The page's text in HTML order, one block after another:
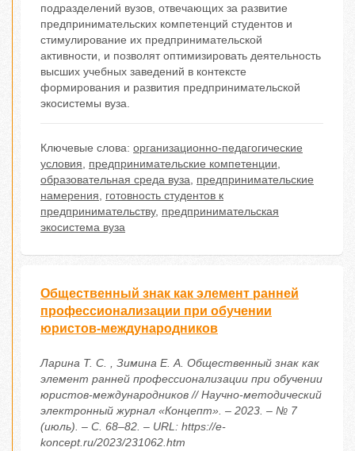
подразделений вузов, отвечающих за развитие
предпринимательских компетенций студентов и
стимулирование их предпринимательской
активности, и позволят оптимизировать деятельность
высших учебных заведений в контексте
формирования и развития предпринимательской
экосистемы вуза.
Ключевые слова: организационно-педагогические
условия, предпринимательские компетенции,
образовательная среда вуза, предпринимательские
намерения, готовность студентов к
предпринимательству, предпринимательская
экосистема вуза
Общественный знак как элемент ранней
профессионализации при обучении
юристов-международников
Ларина Т. С. , Зимина Е. А. Общественный знак как
элемент ранней профессионализации при обучении
юристов-международников // Научно-методический
электронный журнал «Концепт». – 2023. – № 7
(июль). – С. 68–82. – URL: https://e-
koncept.ru/2023/231062.htm